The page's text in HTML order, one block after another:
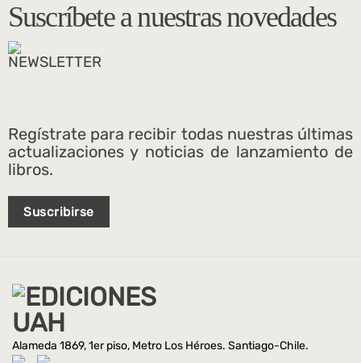
Suscríbete a nuestras novedades
Regístrate para recibir todas nuestras últimas
actualizaciones y noticias de lanzamiento de
libros.
Suscribirse
Alameda 1869, 1er piso, Metro Los Héroes. Santiago-Chile.